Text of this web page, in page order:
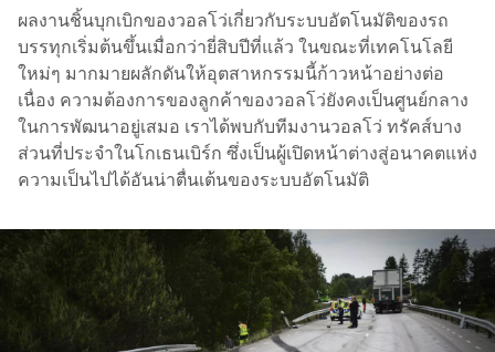
ผลงานชิ้นบุกเบิกของวอลโว่เกี่ยวกับระบบอัตโนมัติของรถ
บรรทุกเริ่มต้นขึ้นเมื่อกว่ายี่สิบปีที่แล้ว ในขณะที่เทคโนโลยี
ใหม่ๆ มากมายผลักดันให้อุตสาหกรรมนี้ก้าวหน้าอย่างต่อ
เนื่อง ความต้องการของลูกค้าของวอลโว่ยังคงเป็นศูนย์กลาง
ในการพัฒนาอยู่เสมอ เราได้พบกับทีมงานวอลโว่ ทรัคส์บาง
ส่วนที่ประจำในโกเธนเบิร์ก ซึ่งเป็นผู้เปิดหน้าต่างสู่อนาคตแห่ง
ความเป็นไปได้อันน่าตื่นเต้นของระบบอัตโนมัติ